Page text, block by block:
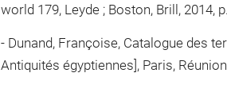
world 179, Leyde ; Boston, Brill, 2014,
Dunand, Françoise, Catalogue des
Antiquités égyptiennes], Paris,